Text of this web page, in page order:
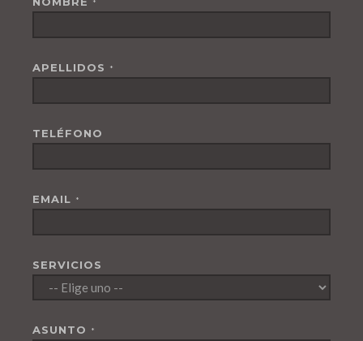
*
APELLIDOS *
TELÉFONO
EMAIL *
SERVICIOS
ASUNTO *